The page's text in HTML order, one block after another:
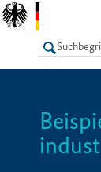
LISTE